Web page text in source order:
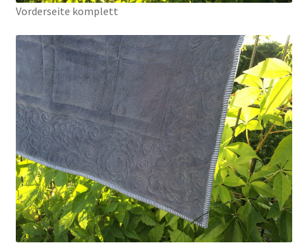
Vorderseite komplett